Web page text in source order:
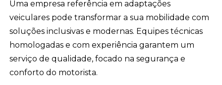
Uma empresa referência em adaptações
veiculares pode transformar a sua mobilidade com
soluções inclusivas e modernas. Equipes técnicas
homologadas e com experiência garantem um
serviço de qualidade, focado na segurança e
conforto do motorista.